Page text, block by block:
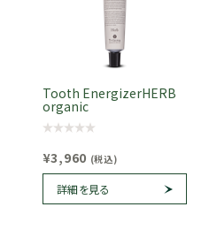
Tooth EnergizerHERB
organic
¥3,960 (税込)
詳細を見る